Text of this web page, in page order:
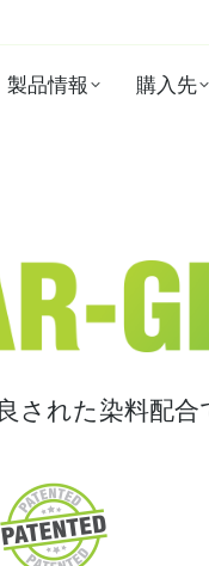
製品情報 購入先
された染料配